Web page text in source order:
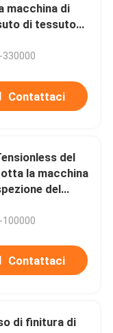
macchina di
di tessuto
330000
Contattaci
del
la macchina
del
del
100000
Contattaci
di finitura di